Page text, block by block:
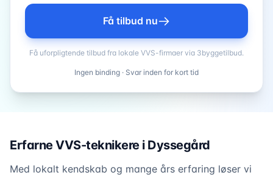
Få tilbud nu
Få uforpligtende tilbud fra lokale VVS-firmaer via 3byggetilbud.
Ingen binding · Svar inden for kort tid
Erfarne VVS-teknikere i Dyssegård
Med lokalt kendskab og mange års erfaring løser vi